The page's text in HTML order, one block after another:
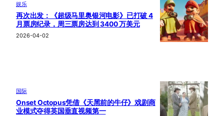
娱乐
再次出发：《超级马里奥银河电影》已打破 4
月票房纪录，周三票房达到 3400 万美元
2026-04-02
国际
Onset Octopus凭借《天黑前的牛仔》戏剧商
业模式夺得英国垂直视频第一